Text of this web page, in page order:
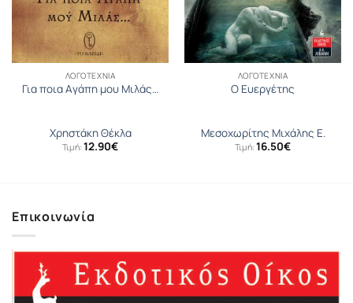
ΛΟΓΟΤΕΧΝΊΑ
Για ποια Aγάπη μου Mιλάς…
Χρηστάκη Θέκλα
Τιμή: 12.90€
ΛΟΓΟΤΕΧΝΊΑ
Ο Ευεργέτης
Μεσοχωρίτης Μιχάλης Ε.
Τιμή: 16.50€
Επικοινωνία